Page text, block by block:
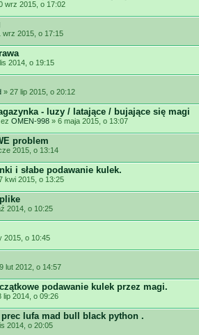
wrz 2015, o 17:02
wrz 2015, o 17:15
2014, o 19:15
» 27 lip 2015, o 20:12
- luzy / latające / bujające się magi
OMEN-998 » 6 maja 2015, o 13:07
problem
2015, o 13:14
i słabe podawanie kulek.
kwi 2015, o 13:25
2014, o 10:25
2015, o 10:45
lut 2012, o 14:57
podawanie kulek przez magi.
lip 2014, o 09:26
lufa mad bull black python .
2014, o 20:05